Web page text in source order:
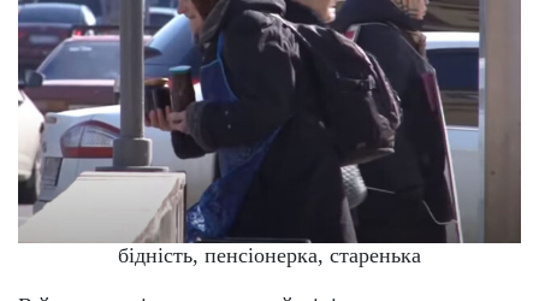
бідність, пенсіонерка, старенька